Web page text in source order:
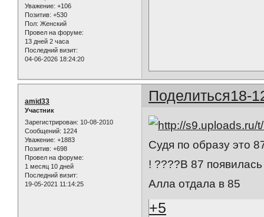
Уважение: +106
Позитив: +530
Пол: Женский
Провел на форуме:
13 дней 2 часа
Последний визит:
04-06-2026 18:24:20
Поделиться18-
amid33
Участник
Зарегистрирован: 10-08-2010
Сообщений: 1224
Уважение: +1883
Позитив: +698
Провел на форуме:
1 месяц 10 дней
Последний визит:
19-05-2021 11:14:25
Судя по образу это
! ????В 87
Алла отдала в 85
+5